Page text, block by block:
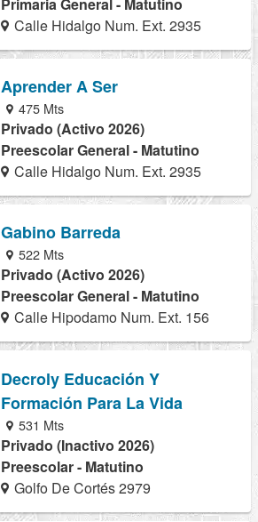
Calle Hidalgo Num. Ext. 2935
Aprender A Ser
475 Mts
Privado (Activo 2026)
Preescolar General - Matutino
Calle Hidalgo Num. Ext. 2935
Gabino Barreda
522 Mts
Privado (Activo 2026)
Preescolar General - Matutino
Calle Hipodamo Num. Ext. 156
Decroly Educación Y
Formación Para La Vida
531 Mts
Privado (Inactivo 2026)
Preescolar - Matutino
Golfo De Cortés 2979